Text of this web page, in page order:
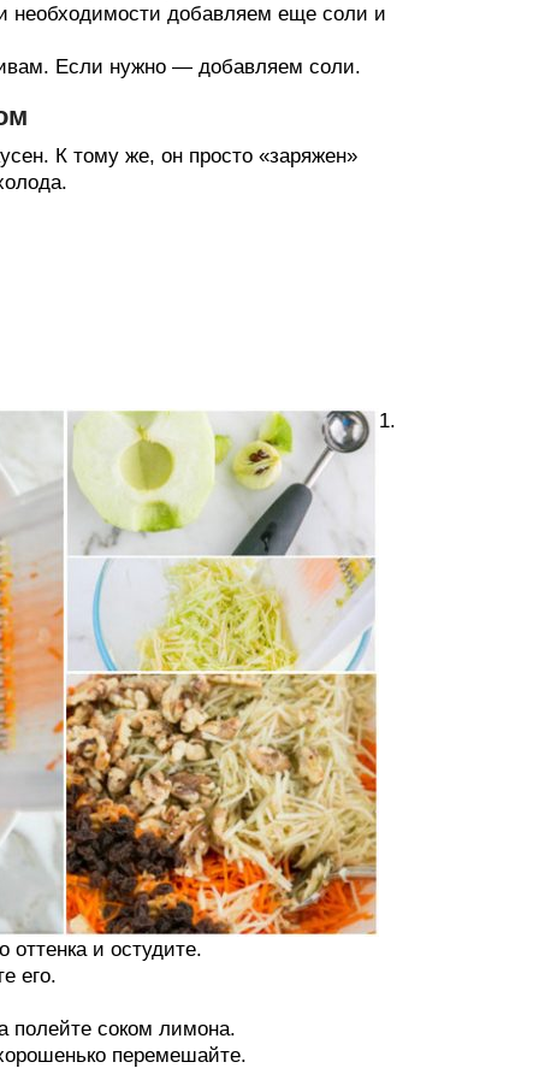
необходимости добавляем еще соли и
Если нужно — добавляем соли.
К тому же, он просто «заряжен»
1.
оттенка и остудите.
его.
полейте соком лимона.
перемешайте.